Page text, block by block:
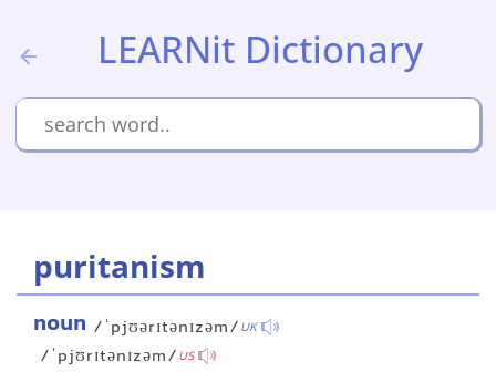
LEARNit Dictionary
puritanism
noun /ˈpjʊərɪtənɪzəm/UK
/ˈpjʊrɪtənɪzəm/US